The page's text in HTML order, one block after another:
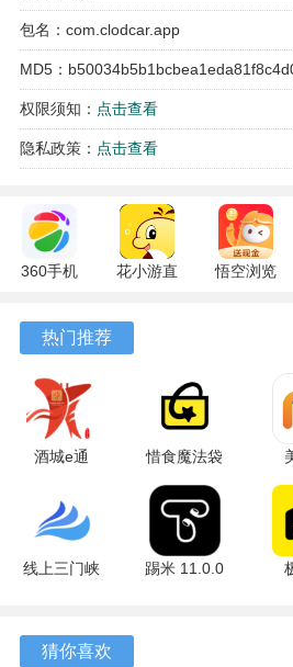
包名：com.clodcar.app
MD5：
权限须知： 点击查看
隐私政策： 点击查看
360手机
10.13.27
最新版
花小游直
17.9.56
悟空浏览
热门推荐
酒城e通
版
惜食魔法袋
8.1.1 安卓
版
线上三门峡
踢米 11.0.0
猜你喜欢